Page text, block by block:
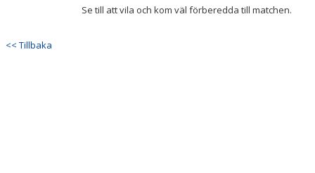
Se till att vila och kom väl förberedda till matchen.
<< Tillbaka